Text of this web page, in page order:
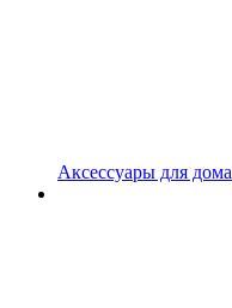
Аксессуары для дома